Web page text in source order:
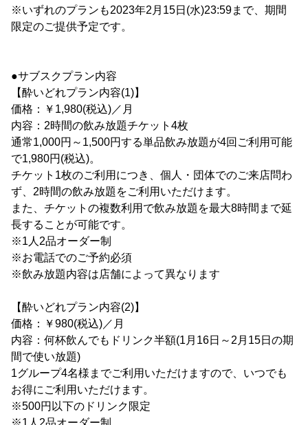
※いずれのプランも2023年2月15日(水)23:59まで、期間
限定のご提供予定です。
●サブスクプラン内容
【酔いどれプラン内容(1)】
価格：￥1,980(税込)／月
内容：2時間の飲み放題チケット4枚
通常1,000円～1,500円する単品飲み放題が4回ご利用可能
で1,980円(税込)。
チケット1枚のご利用につき、個人・団体でのご来店問わ
ず、2時間の飲み放題をご利用いただけます。
また、チケットの複数利用で飲み放題を最大8時間まで延
長することが可能です。
※1人2品オーダー制
※お電話でのご予約必須
※飲み放題内容は店舗によって異なります
【酔いどれプラン内容(2)】
価格：￥980(税込)／月
内容：何杯飲んでもドリンク半額(1月16日～2月15日の期
間で使い放題)
1グループ4名様までご利用いただけますので、いつでも
お得にご利用いただけます。
※500円以下のドリンク限定
※1人2品オーダー制